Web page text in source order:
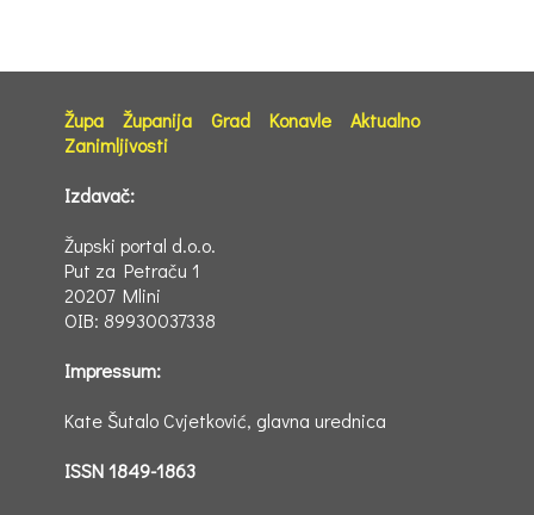
Župa Županija Grad Konavle
Aktualno
Zanimljivosti
Izdavač:
Župski portal d.o.o.
Put za Petraču 1
20207 Mlini
OIB: 89930037338
Impressum:
Kate Šutalo Cvjetković, glavna urednica
ISSN 1849-1863